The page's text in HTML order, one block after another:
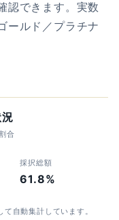
認できます。実数
ールド／プラチナ
合
採択総額
61.8%
自動集計しています。